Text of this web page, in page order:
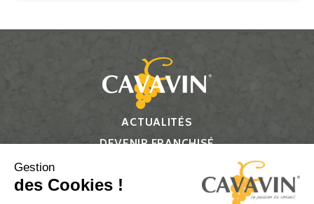
ACTUALITÉS
DEVENIR FRANCHISÉ
Gestion
des Cookies !